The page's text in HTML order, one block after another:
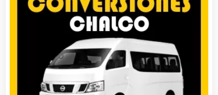
Artes Gráficas
Artículos de Oficina